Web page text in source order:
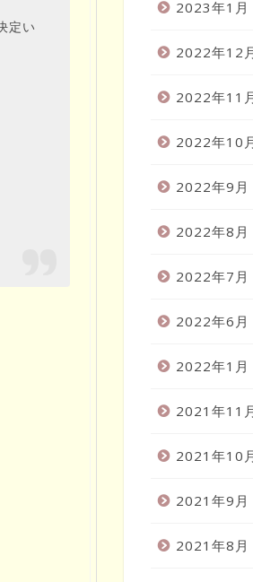
定い
2023年1月
2022年12
2022年11
2022年10
2022年9月
2022年8月
2022年7月
2022年6月
2022年1月
2021年11
2021年10
2021年9月
2021年8月